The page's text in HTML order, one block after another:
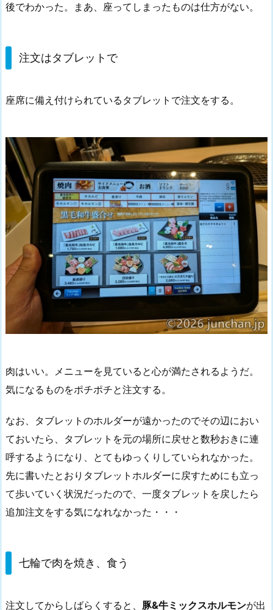
後でわかった。まあ、座ってしまったものは仕方がない。
注文はタブレットで
座席に備え付けられているタブレットで注文をする。
肉はいい。メニューを見ていると心が満たされるようだ。
気になるものをポチポチと注文する。
なお、タブレットのホルダーが遠かったのでその辺におい
ておいたら、タブレットを元の場所に戻せと数秒おきに連
呼するようになり、とてもゆっくりしていられなかった。
先に書いたとおりタブレットホルダーに戻すためにも立っ
て歩いていく状況だったので、一度タブレットを戻したら
追加注文をする気になれなかった・・・
七輪で肉を焼き、食う
注文してからしばらくすると、 豚&牛ミックスホルモンが出